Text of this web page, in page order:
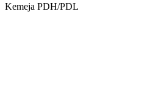
Kemeja PDH/PDL